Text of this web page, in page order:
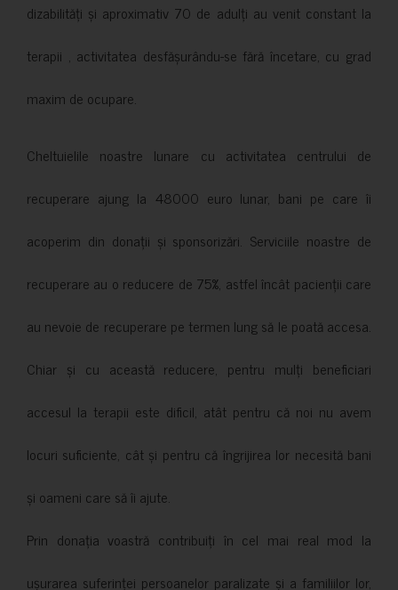
dizabilități și aproximativ 70 de adulți au venit constant la
terapii , activitatea desfășurându-se fără încetare, cu grad
maxim de ocupare.
Cheltuielile noastre lunare cu activitatea centrului de
recuperare ajung la 48000 euro lunar, bani pe care îi
acoperim din donații și sponsorizări. Serviciile noastre de
recuperare au o reducere de 75%, astfel încât pacienții care
au nevoie de recuperare pe termen lung să le poată accesa.
Chiar și cu această reducere, pentru mulți beneficiari
accesul la terapii este dificil, atât pentru că noi nu avem
locuri suficiente, cât și pentru că îngrijirea lor necesită bani
și oameni care să îi ajute.
Prin donația voastră contribuiți în cel mai real mod la
ușurarea suferinței persoanelor paralizate și a familiilor lor,